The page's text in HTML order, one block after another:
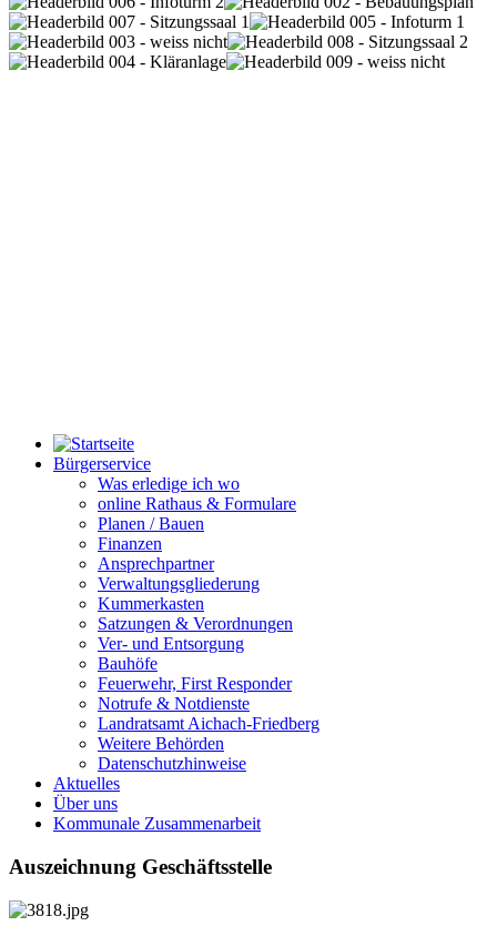
Bürgerservice
Was erledige ich wo
online Rathaus & Formulare
Planen / Bauen
Finanzen
Ansprechpartner
Verwaltungsgliederung
Kummerkasten
Satzungen & Verordnungen
Ver- und Entsorgung
Bauhöfe
Feuerwehr, First Responder
Notrufe & Notdienste
Landratsamt Aichach-Friedberg
Weitere Behörden
Datenschutzhinweise
Aktuelles
Über uns
Kommunale Zusammenarbeit
Auszeichnung Geschäftsstelle